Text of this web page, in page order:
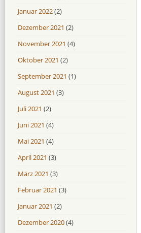
Januar 2022(2)
Dezember 2021 (2)
November 2021 (4)
Oktober 2021 (2)
September 2021 (1)
August 2021 (3)
Juli 2021 (2)
Juni 2021 (4)
Mai 2021 (4)
April 2021 (3)
März 2021 (3)
Februar 2021 (3)
Januar 2021 (2)
Dezember 2020(4)